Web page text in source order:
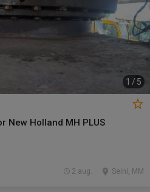
1 / 5
New Holland MH PLUS
Seini, MM
2 aug.